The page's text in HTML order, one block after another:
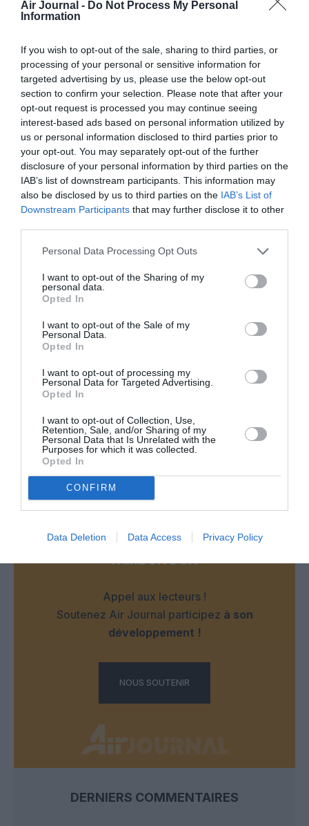
Air Journal - Do Not Process My Personal
Information
If you wish to opt-out of the sale, sharing to third parties, or
processing of your personal or sensitive information for
targeted advertising by us, please use the below opt-out
section to confirm your selection. Please note that after your
opt-out request is processed you may continue seeing
interest-based ads based on personal information utilized by
us or personal information disclosed to third parties prior to
your opt-out. You may separately opt-out of the further
disclosure of your personal information by third parties on the
IAB’s list of downstream participants. This information may
also be disclosed by us to third parties on the IAB’s List of
Downstream Participants that may further disclose it to other
Personal Data Processing Opt Outs
I want to opt-out of the Sharing of my
personal data.
Opted In
I want to opt-out of the Sale of my
Personal Data.
Opted In
I want to opt-out of processing my
Personal Data for Targeted Advertising.
Opted In
I want to opt-out of Collection, Use,
Retention, Sale, and/or Sharing of my
Personal Data that Is Unrelated with the
Purposes for which it was collected.
Opted In
CONFIRM
Data Deletion Data Access Privacy Policy
PARTAGER L'ARTICLE
Facebook
Twitter PinterestLinkedInEmail Print
COMMENTAIRE(S)
Tiloa commenté :
19 mai 2026 - 8 h 00 min
Singapor Airlines expose un Airbus a380 à Marseille t’es sûr
qu’il aurais 18 commentaires .
RÉPONDRE
dataversea commenté :
21 mai 2026 - 7 h 45 min
L’initiative de Korean Air est intéressante, car elle transforme
un avion emblématique en outil pédagogique et culturel, tout
en valorisant l’histoire de l’aviation commerciale. La
conservation partielle du Boeing 747-400 permet aussi de
vous que ce type de reconversion d’objets industriels en
espaces éducatifs pourrait se développer davantage dans
href="https://bit.telkomuniversity.ac.id/category/data/
RÉPONDRE
LAISSER UN COMMENTAIRE
FAIRE UN DON
Appel aux lecteurs !
Soutenez Air Journal participez à son
développement !
NOUS SOUTENIR
DERNIERS COMMENTAIRES